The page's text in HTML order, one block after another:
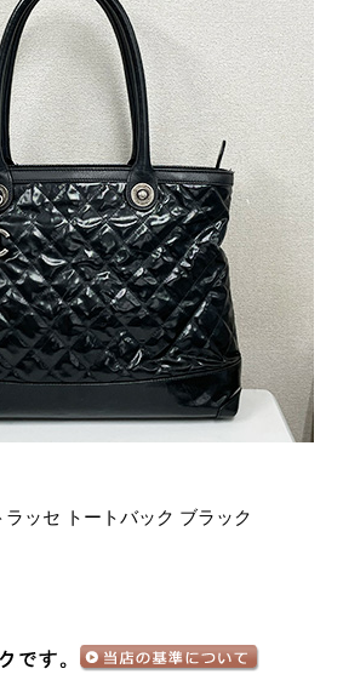
ラッセ トートバック ブラック